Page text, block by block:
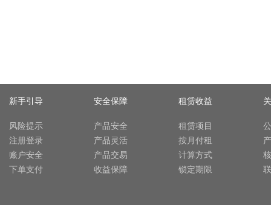
新手引导
风险提示
注册登录
账户安全
下单支付
安全保障
产品安全
产品灵活
产品交易
收益保障
租赁收益
租赁项目
按月付租
计算方式
锁定期限